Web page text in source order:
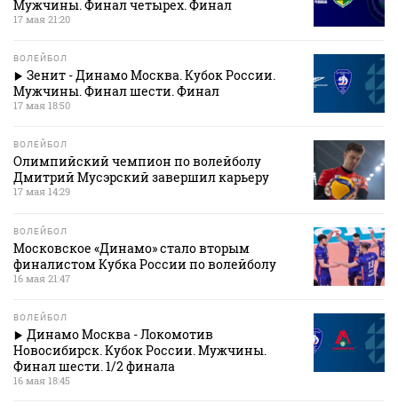
Мужчины. Финал четырех. Финал
17 мая 21:20
ВОЛЕЙБОЛ
Зенит - Динамо Москва. Кубок России.
Мужчины. Финал шести. Финал
17 мая 18:50
ВОЛЕЙБОЛ
Олимпийский чемпион по волейболу
Дмитрий Мусэрский завершил карьеру
17 мая 14:29
ВОЛЕЙБОЛ
Московское «Динамо» стало вторым
финалистом Кубка России по волейболу
16 мая 21:47
ВОЛЕЙБОЛ
Динамо Москва - Локомотив
Новосибирск. Кубок России. Мужчины.
Финал шести. 1/2 финала
16 мая 18:45